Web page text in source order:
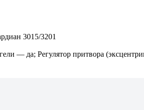
3015/3201
— да; Регулятор притвора